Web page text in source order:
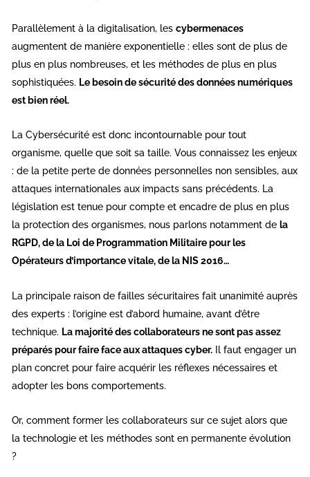
Parallèlement à la digitalisation, lescybermenaces
augmentent de manière exponentielle : elles sont de plus de
plus en plus nombreuses, et les méthodes de plus en plus
sophistiquées. Le besoin de sécurité des données numériques
est bien réel.
La Cybersécurité est donc incontournable pour tout
organisme, quelle que soit sa taille. Vous connaissez les enjeux
: de la petite perte de données personnelles non sensibles, aux
attaques internationales aux impacts sans précédents. La
législation est tenue pour compte et encadre de plus en plus
la protection des organismes, nous parlons notamment dela
RGPD, de la Loi de Programmation Militaire pour les
Opérateurs d’importance vitale, de la NIS 2016…
La principale raison de failles sécuritaires fait unanimité auprès
des experts : l’origine est d’abord humaine, avant d’être
technique. La majorité des collaborateurs ne sont pas assez
préparés pour faire face aux attaques cyber. Il faut engager un
plan concret pour faire acquérir les réflexes nécessaires et
adopter les bons comportements.
Or, comment former les collaborateurs sur ce sujet alors que
la technologie et les méthodes sont en permanente évolution
?